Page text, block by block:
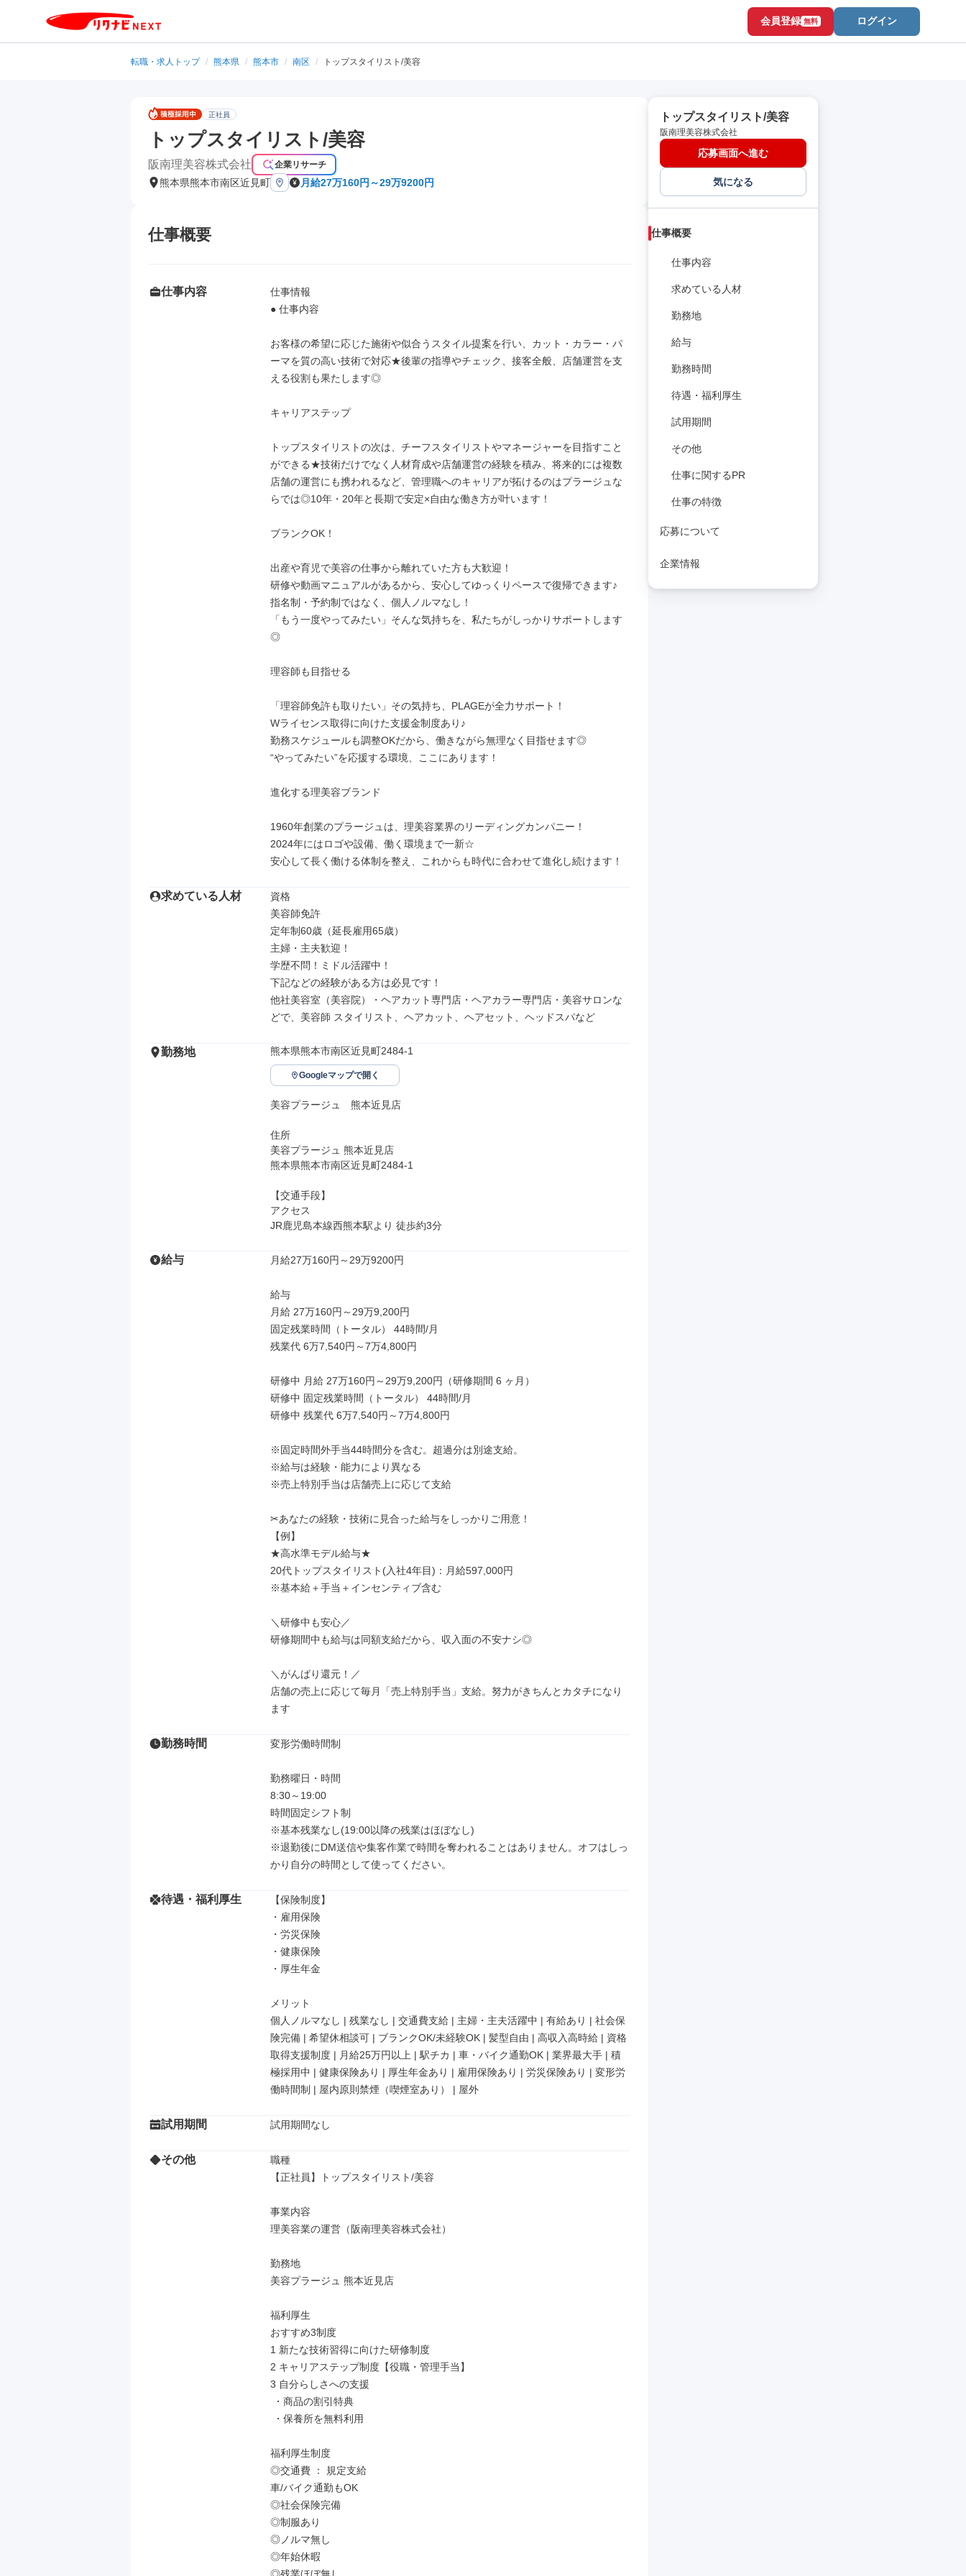
会員登録 無料 ログイン
転職・求人トップ / 熊本県 / 熊本市 / 南区 / トップスタイリスト/美容
正社員
トップスタイリスト/美容
阪南理美容株式会社 企業リサーチ
熊本県熊本市南区近見町 月給27万160円～29万9200円
仕事概要
仕事内容
仕事情報
● 仕事内容
お客様の希望に応じた施術や似合うスタイル提案を行い、カット・カラー・パ
ーマを質の高い技術で対応★後輩の指導やチェック、接客全般、店舗運営を支
える役割も果たします◎
キャリアステップ
トップスタイリストの次は、チーフスタイリストやマネージャーを目指すこと
ができる★技術だけでなく人材育成や店舗運営の経験を積み、将来的には複数
店舗の運営にも携われるなど、管理職へのキャリアが拓けるのはプラージュな
らでは◎10年・20年と長期で安定×自由な働き方が叶います！
ブランクOK！
出産や育児で美容の仕事から離れていた方も大歓迎！
研修や動画マニュアルがあるから、安心してゆっくりペースで復帰できます♪
指名制・予約制ではなく、個人ノルマなし！
「もう一度やってみたい」そんな気持ちを、私たちがしっかりサポートします
◎
理容師も目指せる
「理容師免許も取りたい」その気持ち、PLAGEが全力サポート！
Wライセンス取得に向けた支援金制度あり♪
勤務スケジュールも調整OKだから、働きながら無理なく目指せます◎
“やってみたい”を応援する環境、ここにあります！
進化する理美容ブランド
1960年創業のプラージュは、理美容業界のリーディングカンパニー！
2024年にはロゴや設備、働く環境まで一新☆
安心して長く働ける体制を整え、これからも時代に合わせて進化し続けます！
求めている人材
資格
美容師免許
定年制60歳（延長雇用65歳）
主婦・主夫歓迎！
学歴不問！ミドル活躍中！
下記などの経験がある方は必見です！
他社美容室（美容院）・ヘアカット専門店・ヘアカラー専門店・美容サロンな
どで、美容師 スタイリスト、ヘアカット、ヘアセット、ヘッドスパなど
勤務地 熊本県熊本市南区近見町2484-1
Googleマップで開く
美容プラージュ　熊本近見店
住所
美容プラージュ 熊本近見店
熊本県熊本市南区近見町2484-1
【交通手段】
アクセス
JR鹿児島本線西熊本駅より 徒歩約3分
給与 月給27万160円～29万9200円
給与
月給 27万160円～29万9,200円
固定残業時間（トータル） 44時間/月
残業代 6万7,540円～7万4,800円
研修中 月給 27万160円～29万9,200円（研修期間 6 ヶ月）
研修中 固定残業時間（トータル） 44時間/月
研修中 残業代 6万7,540円～7万4,800円
※固定時間外手当44時間分を含む。超過分は別途支給。
※給与は経験・能力により異なる
※売上特別手当は店舗売上に応じて支給
✂あなたの経験・技術に見合った給与をしっかりご用意！
【例】
★高水準モデル給与★
20代トップスタイリスト(入社4年目)：月給597,000円
※基本給＋手当＋インセンティブ含む
＼研修中も安心／
研修期間中も給与は同額支給だから、収入面の不安ナシ◎
＼がんばり還元！／
店舗の売上に応じて毎月「売上特別手当」支給。努力がきちんとカタチになり
ます
勤務時間 変形労働時間制
勤務曜日・時間
8:30～19:00
時間固定シフト制
※基本残業なし(19:00以降の残業はほぼなし)
※退勤後にDM送信や集客作業で時間を奪われることはありません。オフはしっ
かり自分の時間として使ってください。
待遇・福利厚生
【保険制度】
・雇用保険
・労災保険
・健康保険
・厚生年金
メリット
個人ノルマなし | 残業なし | 交通費支給 | 主婦・主夫活躍中 | 有給あり | 社会保
険完備 | 希望休相談可 | ブランクOK/未経験OK | 髪型自由 | 高収入高時給 | 資格
取得支援制度 | 月給25万円以上 | 駅チカ | 車・バイク通勤OK | 業界最大手 | 積
極採用中 | 健康保険あり | 厚生年金あり | 雇用保険あり | 労災保険あり | 変形労
働時間制 | 屋内原則禁煙（喫煙室あり） | 屋外
試用期間 試用期間なし
その他
職種
【正社員】トップスタイリスト/美容
事業内容
理美容業の運営（阪南理美容株式会社）
勤務地
美容プラージュ 熊本近見店
福利厚生
おすすめ3制度
1 新たな技術習得に向けた研修制度
2 キャリアステップ制度【役職・管理手当】
3 自分らしさへの支援
福利厚生制度
◎交通費 ： 規定支給
車/バイク通勤もOK
◎社会保険完備
◎制服あり
◎ノルマ無し
◎年始休暇
トップスタイリスト/美容
阪南理美容株式会社
応募画面へ進む
気になる
仕事概要
仕事内容
求めている人材
勤務地
給与
勤務時間
待遇・福利厚生
試用期間
その他
仕事に関するPR
仕事の特徴
応募について
企業情報